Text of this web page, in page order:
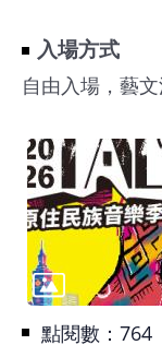
入場方式
自由入場，藝
點閱數： 764